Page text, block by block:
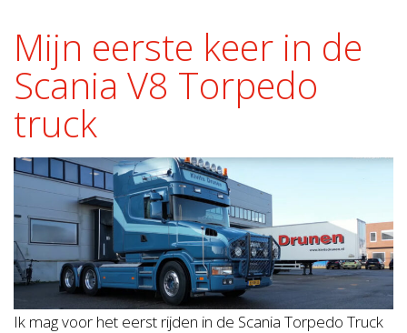
Mijn eerste keer in de
Scania V8 Torpedo
truck
Ik mag voor het eerst rijden in de Scania Torpedo Truck